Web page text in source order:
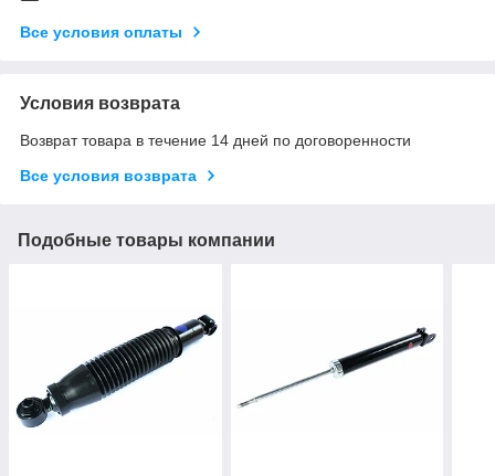
Все условия оплаты
Условия возврата
Возврат товара в течение 14 дней по договоренности
Все условия возврата
Подобные товары компании